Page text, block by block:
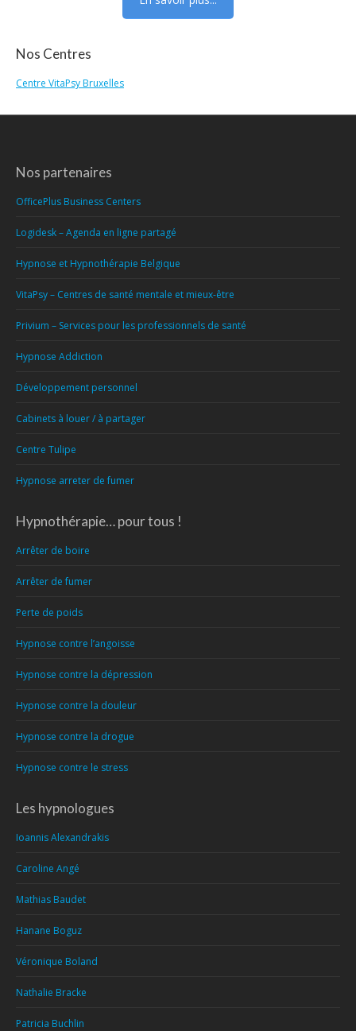
Nos Centres
Centre VitaPsy Bruxelles
Nos partenaires
OfficePlus Business Centers
Logidesk – Agenda en ligne partagé
Hypnose et Hypnothérapie Belgique
VitaPsy – Centres de santé mentale et mieux-être
Privium – Services pour les professionnels de santé
Hypnose Addiction
Développement personnel
Cabinets à louer / à partager
Centre Tulipe
Hypnose arreter de fumer
Hypnothérapie… pour tous !
Arrêter de boire
Arrêter de fumer
Perte de poids
Hypnose contre l’angoisse
Hypnose contre la dépression
Hypnose contre la douleur
Hypnose contre la drogue
Hypnose contre le stress
Les hypnologues
Ioannis Alexandrakis
Caroline Angé
Mathias Baudet
Hanane Boguz
Véronique Boland
Nathalie Bracke
Patricia Buchlin